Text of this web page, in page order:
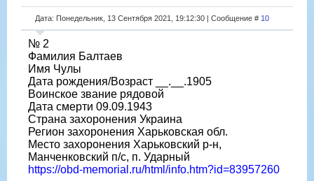
Дата: Понедельник, 13 Сентября 2021, 19:12:30 | Сообщение # 10
№ 2
Фамилия Балтаев
Имя Чулы
Дата рождения/Возраст __.__.1905
Воинское звание рядовой
Дата смерти 09.09.1943
Страна захоронения Украина
Регион захоронения Харьковская обл.
Место захоронения Харьковский р-н,
Манченковский п/с, п. Ударный
https://obd-memorial.ru/html/info.htm?id=83957260